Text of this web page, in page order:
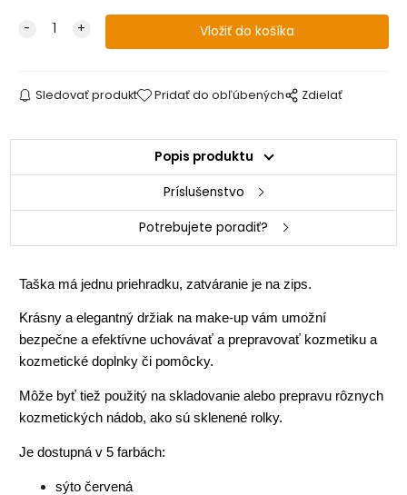
Sledovať produkt Pridať do obľúbených Zdielať
Popis produktu
Príslušenstvo
Potrebujete poradiť?
Taška má jednu priehradku, zatváranie je na zips.
Krásny a elegantný držiak na make-up vám umožní
bezpečne a efektívne uchovávať a prepravovať kozmetiku a
kozmetické doplnky či pomôcky.
Môže byť tiež použitý na skladovanie alebo prepravu rôznych
kozmetických nádob, ako sú sklenené rolky.
Je dostupná v 5 farbách:
sýto červená